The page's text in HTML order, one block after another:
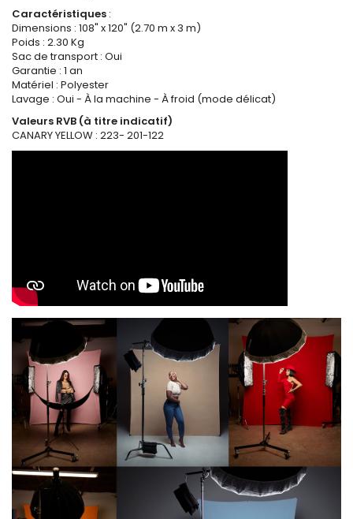
Caractéristiques :
Dimensions : 108" x 120" (2.70 m x 3 m)
Poids : 2.30 Kg
Sac de transport : Oui
Garantie : 1 an
Matériel : Polyester
Lavage : Oui - À la machine - À froid (mode délicat)
Valeurs RVB (à titre indicatif)
CANARY YELLOW : 223- 201-122